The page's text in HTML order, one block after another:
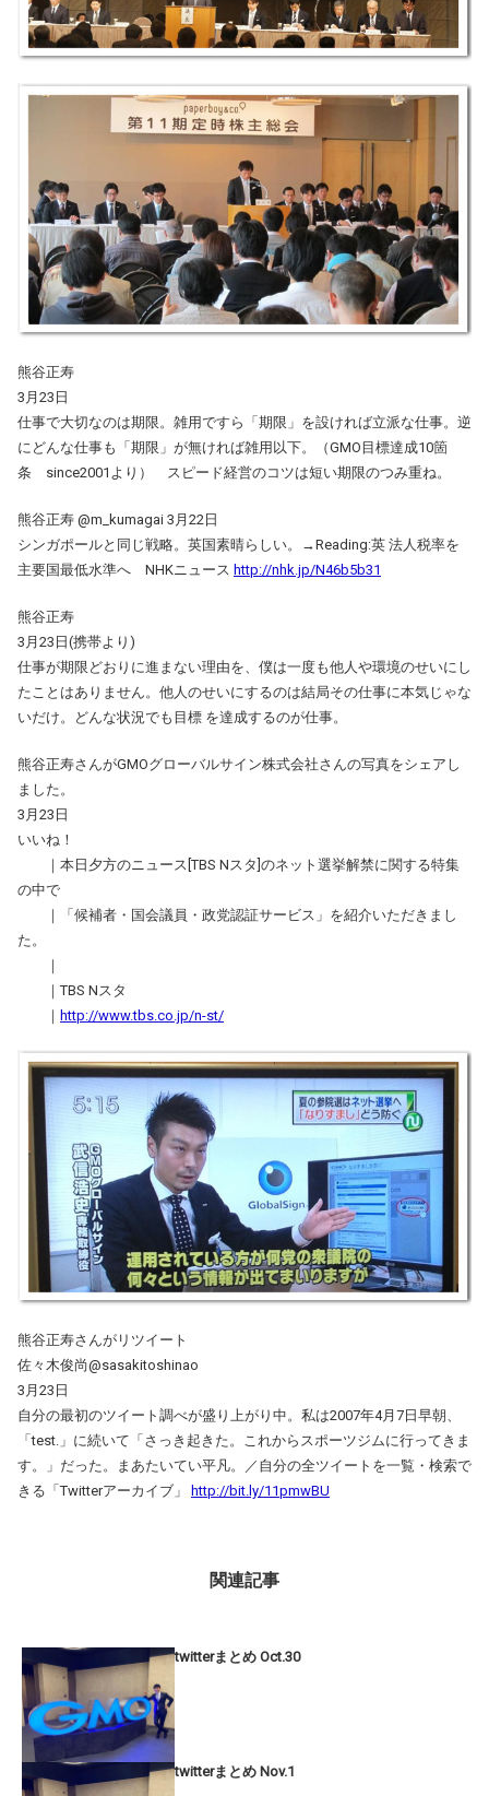
熊谷正寿
3月23日
仕事で大切なのは期限。雑用ですら「期限」を設ければ立派な仕事。逆
にどんな仕事も「期限」が無ければ雑用以下。（GMO目標達成10箇
条 since2001より） スピード経営のコツは短い期限のつみ重ね。
熊谷正寿 ‏@m_kumagai 3月22日
シンガポールと同じ戦略。英国素晴らしい。→Reading:英 法人税率を
主要国最低水準へ NHKニュース http://nhk.jp/N46b5b31
熊谷正寿
3月23日(携帯より)
仕事が期限どおりに進まない理由を、僕は一度も他人や環境のせいにし
たことはありません。他人のせいにするのは結局その仕事に本気じゃな
いだけ。どんな状況でも目標 を達成するのが仕事。
熊谷正寿さんがGMOグローバルサイン株式会社さんの写真をシェアし
ました。
3月23日
いいね！
｜本日夕方のニュース[TBS Nスタ]のネット選挙解禁に関する特集
の中で
｜「候補者・国会議員・政党認証サービス」を紹介いただきまし
た。
｜
｜TBS Nスタ
｜ http://www.tbs.co.jp/n-st/
熊谷正寿さんがリツイート
佐々木俊尚@sasakitoshinao
3月23日
自分の最初のツイート調べが盛り上がり中。私は2007年4月7日早朝、
「test.」に続いて「さっき起きた。これからスポーツジムに行ってきま
す。」だった。まあたいてい平凡。／自分の全ツイートを一覧・検索で
きる「Twitterアーカイブ」
http://bit.ly/11pmwBU
関連記事
twitterまとめ Oct.30
twitterまとめ Nov.1